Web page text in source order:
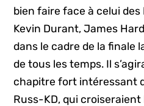
bien faire face à celui des
Kevin Durant, James
dans le cadre de la finale
de tous les temps. Il
chapitre fort intéressant
Russ-KD, qui